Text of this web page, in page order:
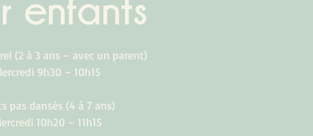
(2 à 3 ans – avec un parent)
9h30 – 10h15
pas dansés (4 à 7 ans)
10h20 – 11h15